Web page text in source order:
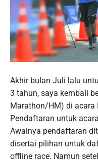
o
s
t
t
h
u
m
Akhir bulan Juli lalu
3 tahun, saya kembali
Marathon/HM) di acara
Pendaftaran untuk
Awalnya pendaftaran
disertai pilihan untuk
offline race. Namun